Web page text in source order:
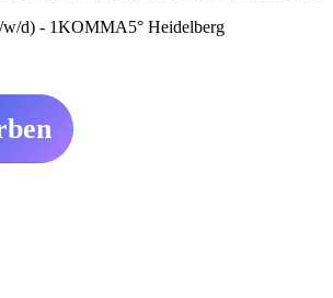
w/d) - 1KOMMA5° Heidelberg